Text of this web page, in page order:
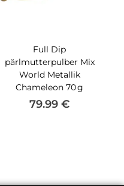
Full Dip
pärlmutterpulber Mix
World Metallik
Chameleon 70 g
79.99 €